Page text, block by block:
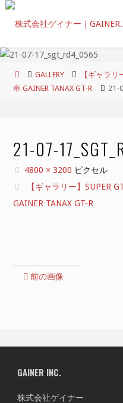
コ
ン
ホ
ー
GALLERY
【ギャラリ
車 GAINER TANAX GT-R
21-
21-07-
フ
ル
サ
4800 × 3200 ピクセル
【ギャラリー】SUPER
GAINER TANAX GT-R
前の画像
GAINER INC.
株式会社ゲイナー